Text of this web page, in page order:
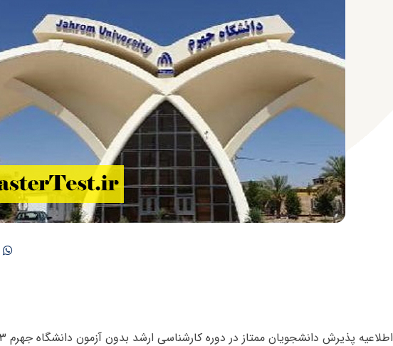
اطلاعیه پذیرش دانشجویان ممتاز در دوره کارشناسی ارشد بدون آزمون دانشگاه جهرم ۱۴۰۳ منتشر شد.